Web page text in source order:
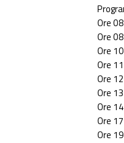
Ore
Ore
Ore
Ore
Ore
Ore
Ore
Ore
Ore